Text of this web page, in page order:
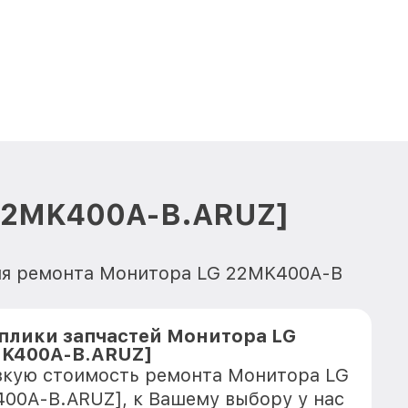
B.ARUZ]
ремонта Монитора LG 22MK400A-B
запчастей Монитора LG
B.ARUZ]
стоимость ремонта Монитора LG
B.ARUZ], к Вашему выбору у нас